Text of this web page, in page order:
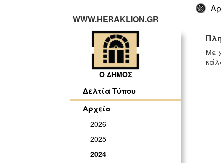
WWW.HERAKLION.GR
Ο ΔΗΜΟΣ
Δελτία Τύπου
Αρχείο
2026
2025
2024
Με